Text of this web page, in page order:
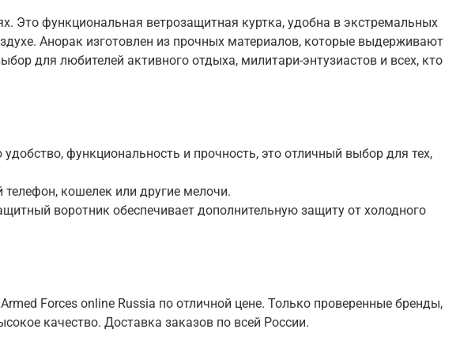
Это функциональная ветрозащитная куртка, удобна в экстремальных
Анорак изготовлен из прочных материалов, которые выдерживают
для любителей активного отдыха, милитари-энтузиастов и всех, кто
функциональность и прочность, это отличный выбор для тех,
кошелек или другие мелочи.
воротник обеспечивает дополнительную защиту от холодного
Forces online Russia по отличной цене. Только проверенные бренды,
качество. Доставка заказов по всей России.